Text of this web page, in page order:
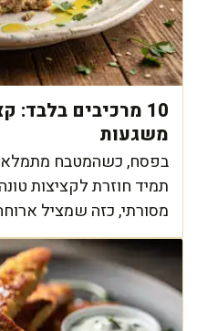
10 מרכיבים בלבד:
משגעות
בפסח, כשהמטבח
תמיד חוזרת לקציצות
מסורתי, כזה שמציל